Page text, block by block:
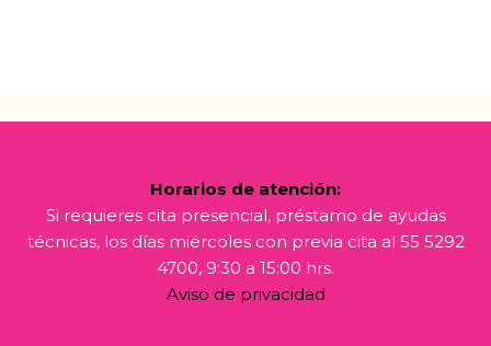
Horarios de atención:
Si requieres cita presencial, préstamo de ayudas
técnicas, los días miércoles con previa cita al 55 5292
4700, 9:30 a 15:00 hrs.
Aviso de privacidad